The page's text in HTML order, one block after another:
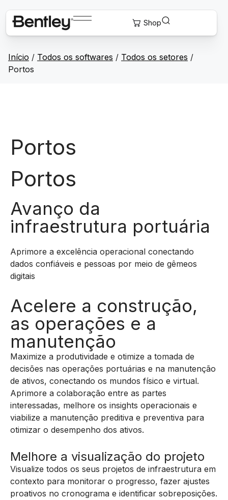
Início / Todos os softwares / Todos os setores /
Portos
Portos
Portos
Avanço da
infraestrutura portuária
Aprimore a excelência operacional conectando
dados confiáveis e pessoas por meio de gêmeos
digitais
Acelere a construção,
as operações e a
manutenção
Maximize a produtividade e otimize a tomada de
decisões nas operações portuárias e na manutenção
de ativos, conectando os mundos físico e virtual.
Aprimore a colaboração entre as partes
interessadas, melhore os insights operacionais e
viabilize a manutenção preditiva e preventiva para
otimizar o desempenho dos ativos.
Melhore a visualização do projeto
Visualize todos os seus projetos de infraestrutura em
contexto para monitorar o progresso, fazer ajustes
proativos no cronograma e identificar sobreposições.